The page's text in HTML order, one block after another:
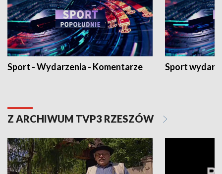
Sport - Wydarzenia - Komentarze Sport
Z ARCHIWUM TVP3 RZESZÓW